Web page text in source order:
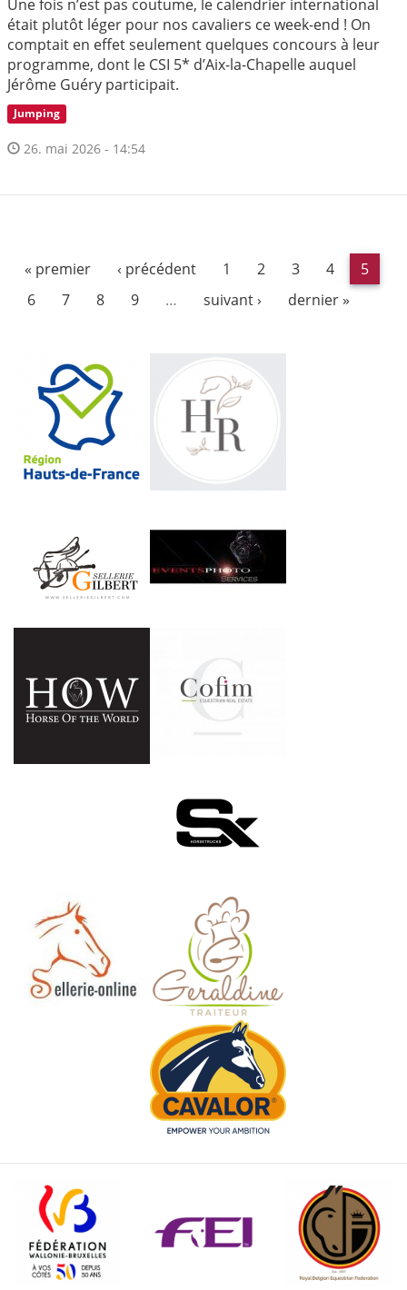
Une fois n’est pas coutume, le calendrier international
était plutôt léger pour nos cavaliers ce week-end ! On
comptait en effet seulement quelques concours à leur
programme, dont le CSI 5* d’Aix-la-Chapelle auquel
Jérôme Guéry participait.
Jumping
26. mai 2026 - 14:54
« premier ‹ précédent 1 2 3 4
5
6
7 8 9 … suivant › dernier »